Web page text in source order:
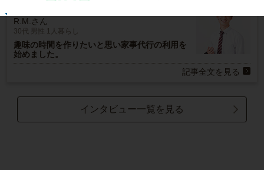
R.M.さん
30代 男性 1人暮らし
趣味の時間を作りたいと思い家事代行の利用を
始めました。
記事全文を見る
インタビュー一覧を見る